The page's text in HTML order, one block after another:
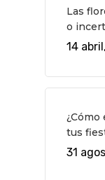
Las
o
14
tus
31